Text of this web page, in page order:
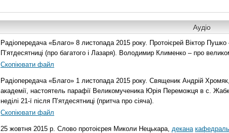
Аудіо
Радіопередача «Благо» 8 листопада 2015 року. Протоієрей Віктор Пушко
П’ятдесятниці (про багатого і Лазаря). Володимир Клименко – про
Скопіювати файл
Радіопередача «Благо» 1 листопада 2015 року. Священик Андрій
академії, настоятель парафії Великомученика Юрія Переможця в с.
неділі 21-ї після П’ятдесятниці (притча про сіяча).
Скопіювати файл
25 жовтня 2015 р. Слово протоієрея Миколи Нецькара, декана